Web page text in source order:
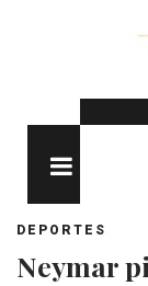
DEPORTES
Neymar